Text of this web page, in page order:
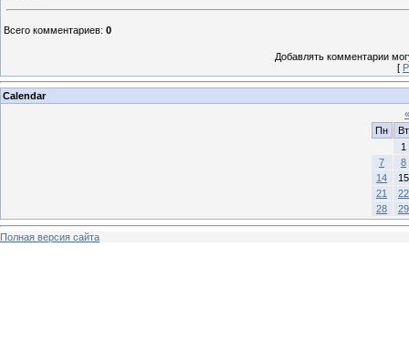
Всего комментариев: 0
Добавлять комментарии
[
Calendar
«
Пн
Вт
1
7
8
14
15
21
22
28
29
Полная версия сайта